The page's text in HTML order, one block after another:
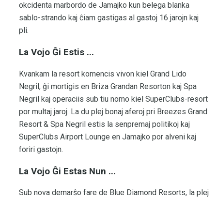
okcidenta marbordo de Jamajko kun belega blanka
sablo-strando kaj ĉiam gastigas al gastoj 16 jarojn kaj
pli.
La Vojo Ĝi Estis ...
Kvankam la resort komencis vivon kiel Grand Lido
Negril, ĝi mortigis en Briza Grandan Resorton kaj Spa
Negril kaj operaciis sub tiu nomo kiel SuperClubs-resort
por multaj jaroj. La du plej bonaj aferoj pri Breezes Grand
Resort & Spa Negril estis la senpremaj politikoj kaj
SuperClubs Airport Lounge en Jamajko por alveni kaj
foriri gastojn.
La Vojo Ĝi Estas Nun ...
Sub nova demarŝo fare de Blue Diamond Resorts, la plej